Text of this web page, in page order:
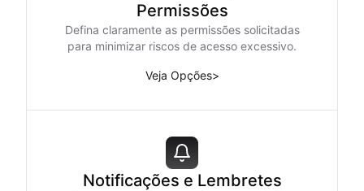
Permissões
Defina claramente as permissões solicitadas
para minimizar riscos de acesso excessivo.
Veja Opções>
Notificações e Lembretes